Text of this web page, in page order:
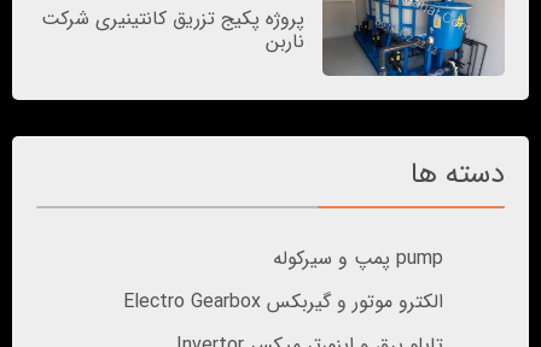
پروژه پکیج تزریق کانتینیری شرکت
ناربن
دسته ها
pump پمپ و سیرکوله
الکترو موتور و گیربکس Electro Gearbox